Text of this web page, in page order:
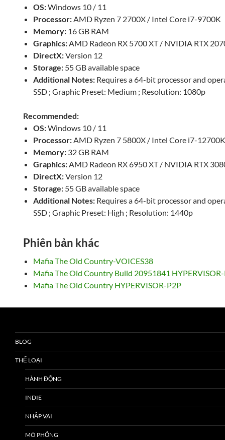
OS:Windows 10 / 11
Processor:AMD Ryzen 7 2700X / Intel Core i7-9700K
Memory: 16 GB RAM
Graphics:AMD Radeon RX 5700 XT / NVIDIA RTX
DirectX:Version 12
Storage: 55 GB available space
Additional Notes: Requires a 64-bit processor and
SSD ; Graphic Preset: Medium ; Resolution: 1080p
Recommended:
OS:Windows 10 / 11
Processor:AMD Ryzen 7 5800X / Intel Core i7-
Memory: 32 GB RAM
Graphics:AMD Radeon RX 6950 XT / NVIDIA RTX
DirectX:Version 12
Storage: 55 GB available space
Additional Notes: Requires a 64-bit processor and
SSD ; Graphic Preset: High ; Resolution: 1440p
Phiên bản khác
Mafia The Old Country-VOICES38
Mafia The Old Country Build 20951841
Mafia The Old Country HYPERVISOR-P2P
BLOG
THỂ LOẠI
HÀNH ĐỘNG
INDIE
NHẬP VAI
MÔ PHỎNG